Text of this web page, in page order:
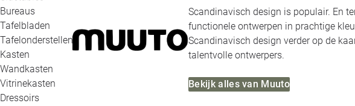
Bureaus
Tafelbladen
Tafelonderstellen
Kasten
Wandkasten
Vitrinekasten
Dressoirs
Scandinavisch design is populair. En
functionele ontwerpen in prachtige
Scandinavisch design verder op de
talentvolle ontwerpers.
Bekijk alles van Muuto